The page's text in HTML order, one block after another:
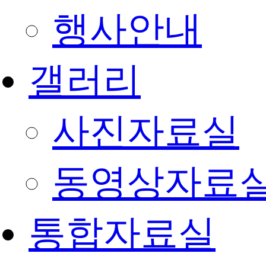
행사안내
갤러리
사진자료실
동영상자료
통합자료실